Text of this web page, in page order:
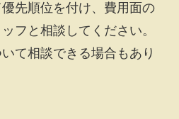
先順位を付け、費用面の
フと相談してください。
て相談できる場合もあり